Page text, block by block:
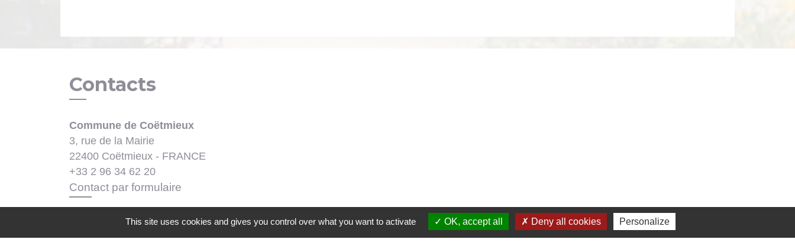
Contacts
Commune de Coëtmieux
3, rue de la Mairie
22400 Coëtmieux - FRANCE
+33 2 96 34 62 20
Contact par formulaire
Mentions légales - Politique de confidentialité - Accessibilité - Plan du site Gestion des cookies
This site uses cookies and gives you control over what you want to activate OK, accept all Deny all cookies Personalize